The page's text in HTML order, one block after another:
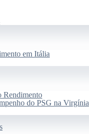
em Itália
Rendimento
do PSG na Virgínia